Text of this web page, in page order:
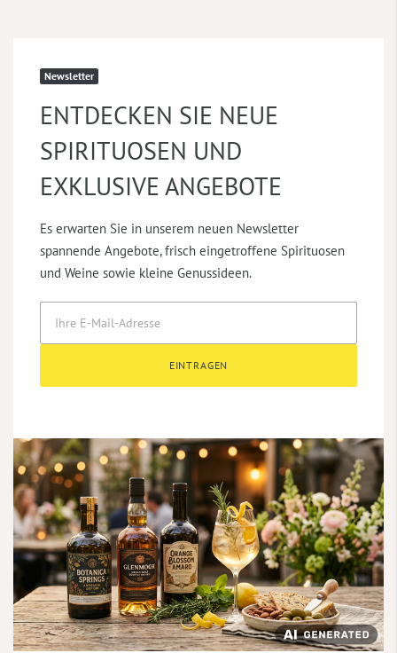
Newsletter
ENTDECKEN SIE NEUE
SPIRITUOSEN UND
EXKLUSIVE ANGEBOTE
Es erwarten Sie in unserem neuen Newsletter
spannende Angebote, frisch eingetroffene Spirituosen
und Weine sowie kleine Genussideen.
EINTRAGEN